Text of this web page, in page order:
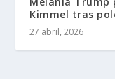
Kimmel tras
27 abril, 2026